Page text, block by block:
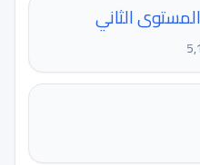
المستوى الثاني